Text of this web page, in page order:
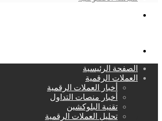
الصفحة الرئيسية
العملات الرقمية
أخبار العملات الرقمية
أخبار منصات التداول
تقنية البلوكشين
تحليل العملات الرقمية